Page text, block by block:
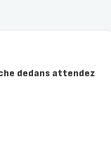
dedans attendez